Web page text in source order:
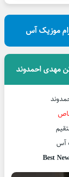
موزیک آس
مهدی احمدوند
آس
Best